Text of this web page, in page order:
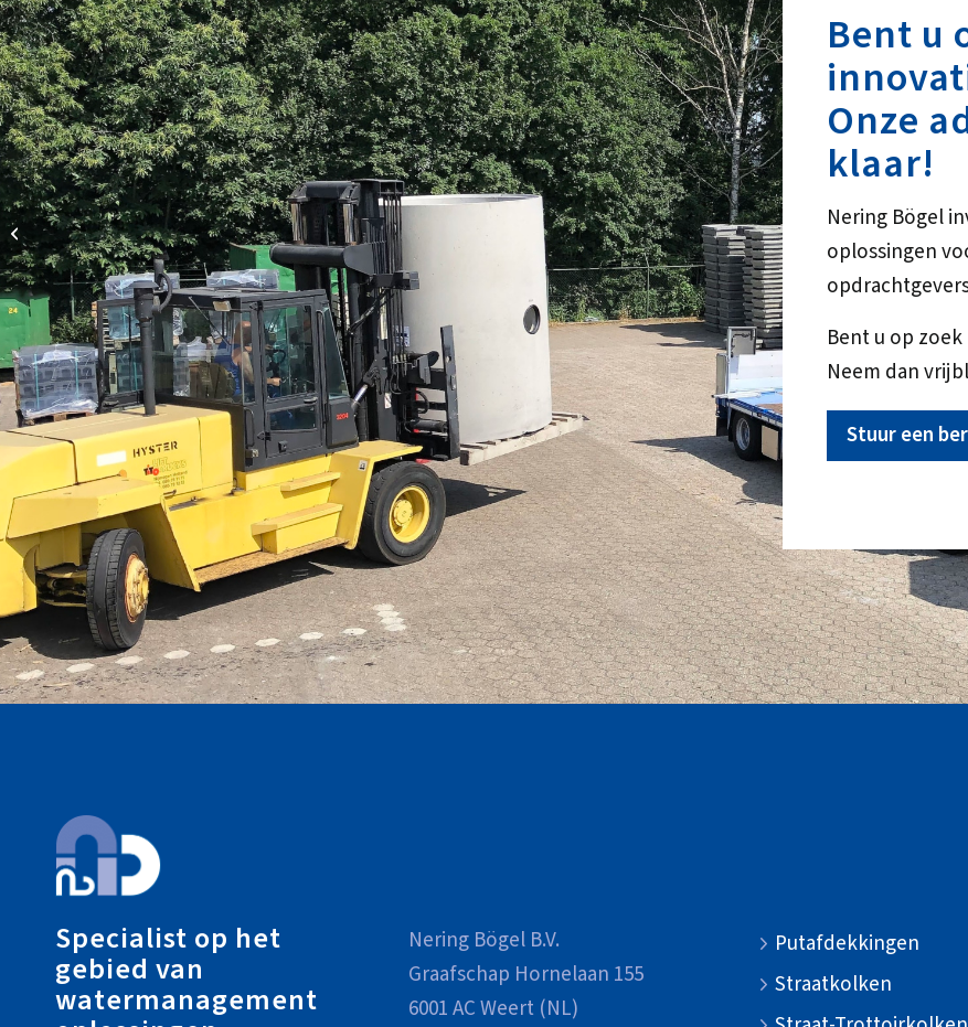
Bent u
Onze
klaar!
Nering Bögel
oplossingen
Bent u op
Neem dan
Stuur een
Specialist op het
gebied van
watermanagement
Nering Bögel B.V.
Graafschap Hornelaan 155
6001 AC Weert (NL)
Putafdekkingen
Straatkolken
1015./015GY